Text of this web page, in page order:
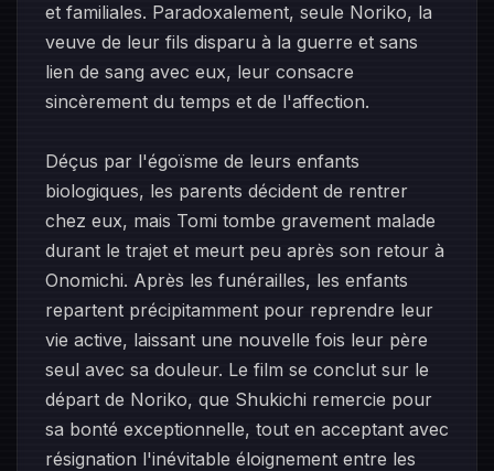
et familiales. Paradoxalement, seule Noriko, la
veuve de leur fils disparu à la guerre et sans
lien de sang avec eux, leur consacre
sincèrement du temps et de l'affection.
Déçus par l'égoïsme de leurs enfants
biologiques, les parents décident de rentrer
chez eux, mais Tomi tombe gravement malade
durant le trajet et meurt peu après son retour à
Onomichi. Après les funérailles, les enfants
repartent précipitamment pour reprendre leur
vie active, laissant une nouvelle fois leur père
seul avec sa douleur. Le film se conclut sur le
départ de Noriko, que Shukichi remercie pour
sa bonté exceptionnelle, tout en acceptant avec
résignation l'inévitable éloignement entre les